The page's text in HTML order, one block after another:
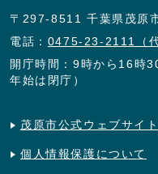
〒297-8511 千葉県茂原
電話： 0475-23-2111（代
開庁時間：9時から16時
年始は閉庁）
茂原市公式ウェブサイ
個人情報保護について